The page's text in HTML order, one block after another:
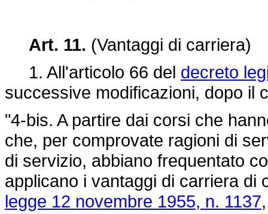
Art. 11. (Vantaggi di carriera)
1. All'articolo 66 del decreto
successive modificazioni, dopo il
"4-bis. A partire dai corsi che
che, per comprovate ragioni di
di servizio, abbiano frequentato
applicano i vantaggi di carriera di
legge 12 novembre 1955, n. 1137